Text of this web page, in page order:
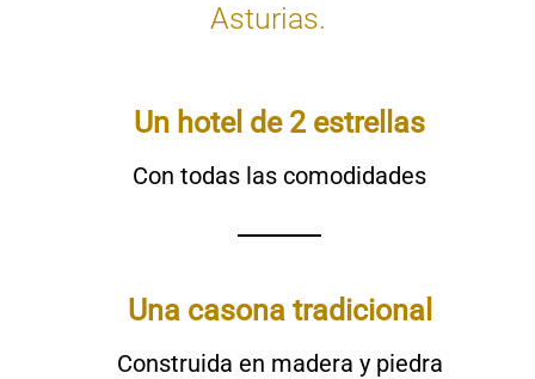
Asturias.
Un hotel de 2 estrellas
Con todas las comodidades
Una casona tradicional
Construida en madera y piedra